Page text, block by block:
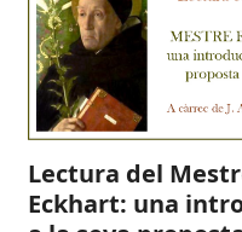
Lectura del
Eckhart: una